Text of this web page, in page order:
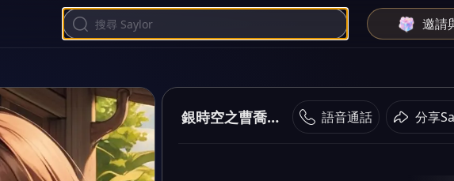
邀請
銀時空之曹喬意難平 語音通話 分享